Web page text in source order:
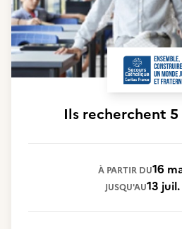
Ils recherchent
À PARTIR DU16
JUSQU'AU13